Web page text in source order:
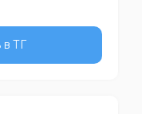
в ТГ